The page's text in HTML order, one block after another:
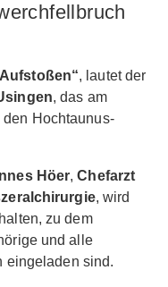
, lautet der
, das am
den Hochtaunus-
Höer,Chefarzt
, wird
zu dem
und alle
eingeladen sind.